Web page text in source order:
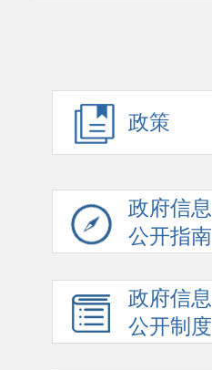
政策
政府信息
公开指南
政府信息
公开制度